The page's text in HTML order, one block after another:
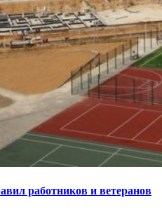
работников и ветеранов